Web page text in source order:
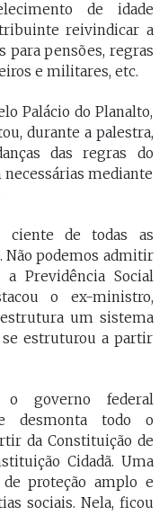
de idade
reivindicar a
para pensões, regras
e militares, etc.
Palácio do Planalto,
durante a palestra,
das regras do
mediante
ciente de todas as
Não podemos admitir
Previdência Social
o ex-ministro,
um sistema
se estruturou a partir
o governo federal
desmonta todo o
da Constituição de
Cidadã. Uma
proteção amplo e
sociais. Nela, ficou